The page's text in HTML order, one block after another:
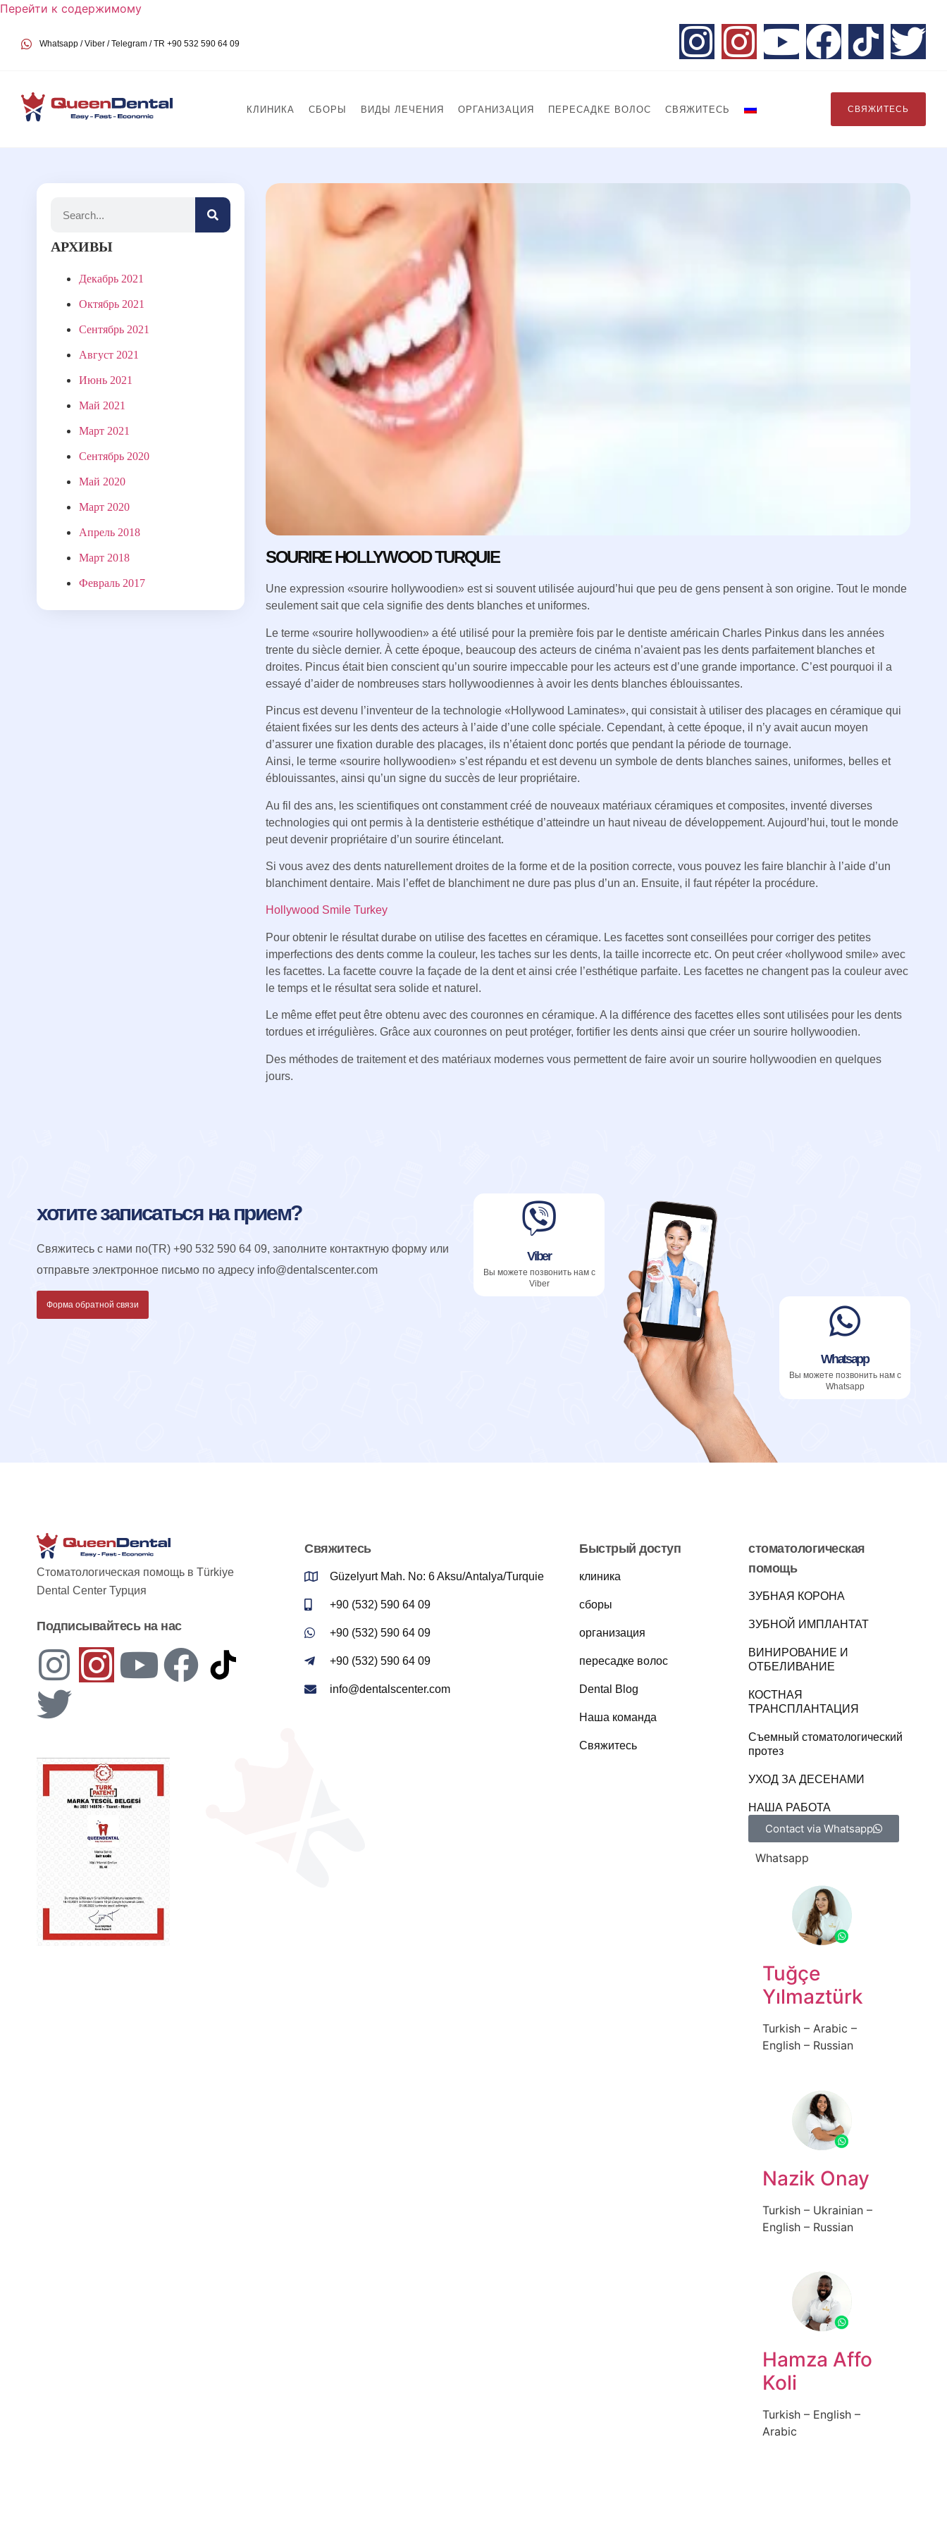
Перейти к содержимому
Whatsapp / Viber / Telegram / TR +90 532 590 64 09
КЛИНИКА СБОРЫ ВИДЫ ЛЕЧЕНИЯ ОРГАНИЗАЦИЯ ПЕРЕСАДКЕ ВОЛОС СВЯЖИТЕСЬ СВЯЖИТЕСЬ
АРХИВЫ
Декабрь 2021
Октябрь 2021
Сентябрь 2021
Август 2021
Июнь 2021
Май 2021
Март 2021
Сентябрь 2020
Май 2020
Март 2020
Апрель 2018
Март 2018
Февраль 2017
SOURIRE HOLLYWOOD TURQUIE
Une expression «sourire hollywoodien» est si souvent utilisée aujourd’hui que peu de gens pensent à son origine. Tout le monde
seulement sait que cela signifie des dents blanches et uniformes.
Le terme «sourire hollywoodien» a été utilisé pour la première fois par le dentiste américain Charles Pinkus dans les années
trente du siècle dernier. À cette époque, beaucoup des acteurs de cinéma n’avaient pas les dents parfaitement blanches et
droites. Pincus était bien conscient qu’un sourire impeccable pour les acteurs est d’une grande importance. C’est pourquoi il a
essayé d’aider de nombreuses stars hollywoodiennes à avoir les dents blanches éblouissantes.
Pincus est devenu l’inventeur de la technologie «Hollywood Laminates», qui consistait à utiliser des placages en céramique qui
étaient fixées sur les dents des acteurs à l’aide d’une colle spéciale. Cependant, à cette époque, il n’y avait aucun moyen
d’assurer une fixation durable des placages, ils n’étaient donc portés que pendant la période de tournage.
Ainsi, le terme «sourire hollywoodien» s’est répandu et est devenu un symbole de dents blanches saines, uniformes, belles et
éblouissantes, ainsi qu’un signe du succès de leur propriétaire.
Au fil des ans, les scientifiques ont constamment créé de nouveaux matériaux céramiques et composites, inventé diverses
technologies qui ont permis à la dentisterie esthétique d’atteindre un haut niveau de développement. Aujourd’hui, tout le monde
peut devenir propriétaire d’un sourire étincelant.
Si vous avez des dents naturellement droites de la forme et de la position correcte, vous pouvez les faire blanchir à l’aide d’un
blanchiment dentaire. Mais l’effet de blanchiment ne dure pas plus d’un an. Ensuite, il faut répéter la procédure.
Hollywood Smile Turkey
Pour obtenir le résultat durabe on utilise des facettes en céramique. Les facettes sont conseillées pour corriger des petites
imperfections des dents comme la couleur, les taches sur les dents, la taille incorrecte etc. On peut créer «hollywood smile» avec
les facettes. La facette couvre la façade de la dent et ainsi crée l’esthétique parfaite. Les facettes ne changent pas la couleur avec
le temps et le résultat sera solide et naturel.
Le même effet peut être obtenu avec des couronnes en céramique. A la différence des facettes elles sont utilisées pour les dents
tordues et irrégulières. Grâce aux couronnes on peut protéger, fortifier les dents ainsi que créer un sourire hollywoodien.
Des méthodes de traitement et des matériaux modernes vous permettent de faire avoir un sourire hollywoodien en quelques
jours.
хотите записаться на прием?
Свяжитесь с нами по(TR) +90 532 590 64 09, заполните контактную форму или
отправьте электронное письмо по адресу info@dentalscenter.com
Форма обратной связи
Viber
Вы можете позвонить нам с
Viber
Whatsapp
Вы можете позвонить нам с
Whatsapp
Стоматологическая помощь в Türkiye
Dental Center Турция
Подписывайтесь на нас
Свяжитесь
Güzelyurt Mah. No: 6 Aksu/Antalya/Turquie
+90 (532) 590 64 09
+90 (532) 590 64 09
+90 (532) 590 64 09
info@dentalscenter.com
Быстрый доступ
клиника
сборы
организация
пересадке волос
Dental Blog
Наша команда
Свяжитесь
стоматологическая
помощь
ЗУБНАЯ КОРОНА
ЗУБНОЙ ИМПЛАНТАТ
ВИНИРОВАНИЕ И
ОТБЕЛИВАНИЕ
КОСТНАЯ
ТРАНСПЛАНТАЦИЯ
Съемный стоматологический
протез
УХОД ЗА ДЕСЕНАМИ
НАША РАБОТА
Contact via Whatsapp
Whatsapp
Tuğçe
Yılmaztürk
Turkish – Arabic –
English – Russian
Nazik Onay
Turkish – Ukrainian –
English – Russian
Hamza Affo
Koli
Turkish – English –
Arabic